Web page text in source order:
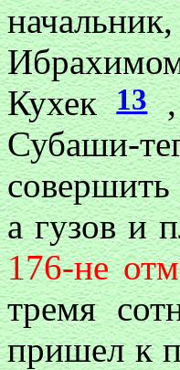
Кухек13,
Субаши-
совершить
а гузов и
176-не
тремя
пришел к